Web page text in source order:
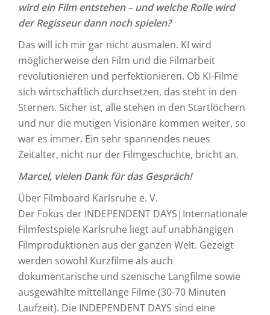
wird ein Film entstehen – und welche Rolle wird
der Regisseur dann noch spielen?
Das will ich mir gar nicht ausmalen. KI wird
möglicherweise den Film und die Filmarbeit
revolutionieren und perfektionieren. Ob KI-Filme
sich wirtschaftlich durchsetzen, das steht in den
Sternen. Sicher ist, alle stehen in den Startlöchern
und nur die mutigen Visionäre kommen weiter, so
war es immer. Ein sehr spannendes neues
Zeitalter, nicht nur der Filmgeschichte, bricht an.
Marcel, vielen Dank für das Gespräch!
Über Filmboard Karlsruhe e. V.
Der Fokus der INDEPENDENT DAYS|Internationale
Filmfestspiele Karlsruhe liegt auf unabhängigen
Filmproduktionen aus der ganzen Welt. Gezeigt
werden sowohl Kurzfilme als auch
dokumentarische und szenische Langfilme sowie
ausgewählte mittellange Filme (30-70 Minuten
Laufzeit). Die INDEPENDENT DAYS sind eine